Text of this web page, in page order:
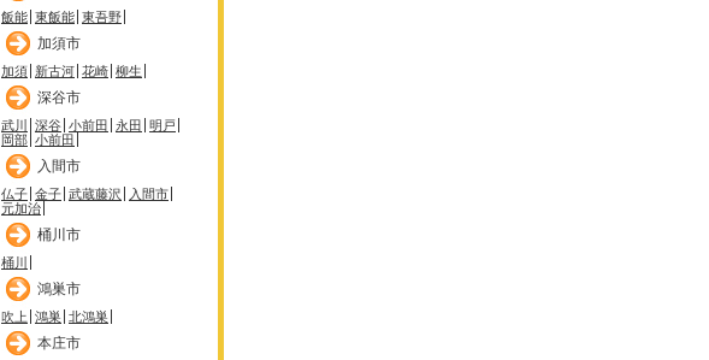
飯能 東飯能 東吾野
加須市
加須 新古河 花崎 柳生
深谷市
武川 深谷 小前田 永田 明戸
岡部 小前田
入間市
仏子 金子 武蔵藤沢
入間市
元加治
桶川市
桶川
鴻巣市
吹上 鴻巣 北鴻巣
本庄市